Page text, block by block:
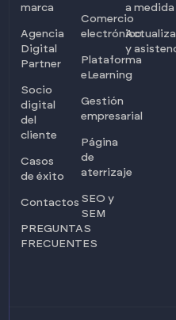
marca
Agencia
Digital
Partner
Socio
digital
del
cliente
Casos
de éxito
Contactos
PREGUNTAS
FRECUENTES
Comercio
electrónico
Plataforma
eLearning
Gestión
empresarial
Página
de
aterrizaje
SEO y
SEM
a medida
y